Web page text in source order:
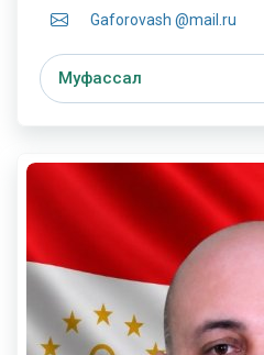
Gaforovash @mail.ru
Муфассал